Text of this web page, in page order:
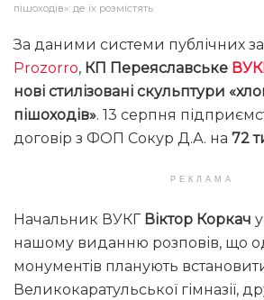
пішоходів»: де їх розмістять
За даними системи публічних
Prozorro, КП Переяславське
нові стилізовані скульптури
пішоходів». 13 серпня
договір з ФОП Сокур Д.А. на 72
РЕКЛАМА
Начальник ВУКГ Віктор Коркач
нашому виданню розповів, що
монументів планують
Великокаратульської гімназії,